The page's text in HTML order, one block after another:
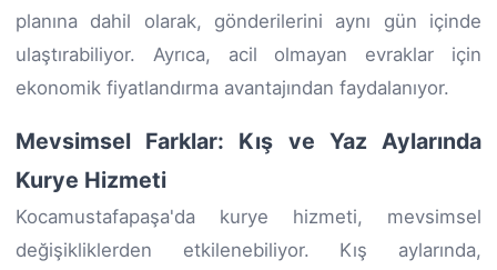
planına dahil olarak, gönderilerini aynı gün içinde
ulaştırabiliyor. Ayrıca, acil olmayan evraklar için
ekonomik fiyatlandırma avantajından faydalanıyor.
Mevsimsel Farklar: Kış ve Yaz Aylarında
Kurye Hizmeti
Kocamustafapaşa'da kurye hizmeti, mevsimsel
değişikliklerden etkilenebiliyor. Kış aylarında,